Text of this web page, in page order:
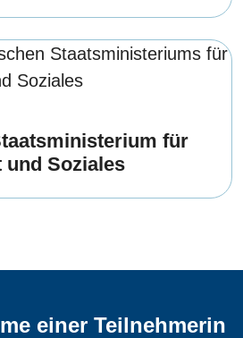
für
und Soziales
einer Teilnehmerin